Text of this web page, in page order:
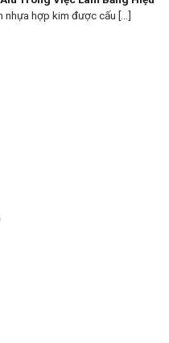
hợp kim được cấu [...]